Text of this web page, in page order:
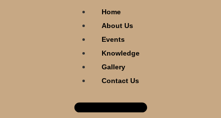
Home
About Us
Events
Knowledge
Gallery
Contact Us